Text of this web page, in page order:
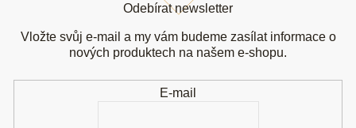
Odebírat newsletter
Vložte svůj e-mail a my vám budeme zasílat informace o
nových produktech na našem e-shopu.
E-mail